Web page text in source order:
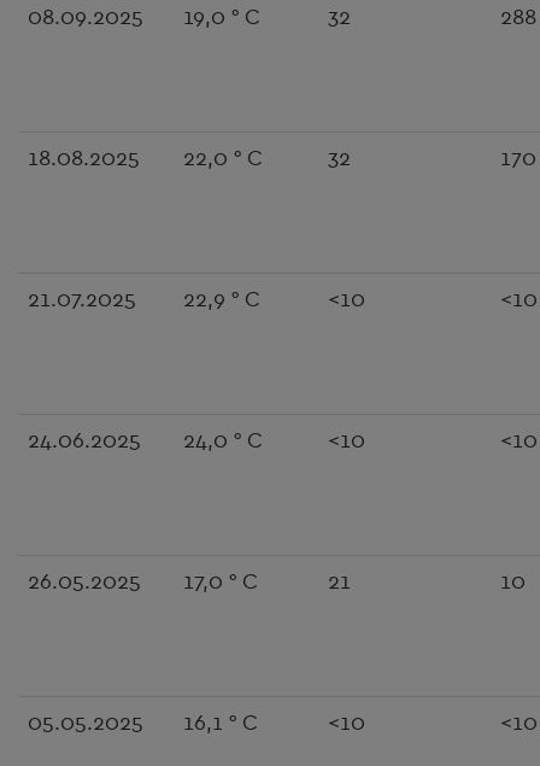
08.09.2025 19,0 ° C 32 288
18.08.2025 22,0 ° C 32 170
21.07.2025 22,9 ° C <10 <10
24.06.2025 24,0 ° C <10 <10
26.05.2025 17,0 ° C 21 10
05.05.2025 16,1 ° C <10 <10